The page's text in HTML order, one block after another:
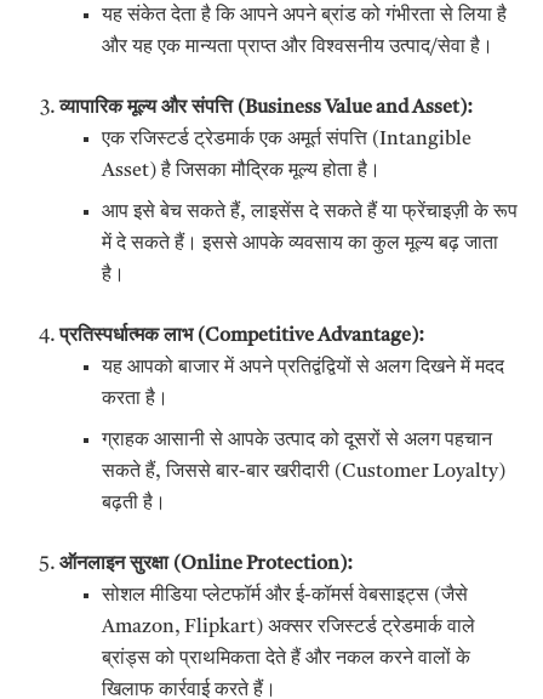
यह संकेत देता है कि आपने अपने ब्रांड को गंभीरता से लिया है
और यह एक मान्यता प्राप्त और विश्वसनीय उत्पाद/सेवा है।
व्यापारिक मूल्य और संपत्ति (Business Value and Asset):
एक रजिस्टर्ड ट्रेडमार्क एक अमूर्त संपत्ति (Intangible
Asset) है जिसका मौद्रिक मूल्य होता है।
आप इसे बेच सकते हैं, लाइसेंस दे सकते हैं या फ्रेंचाइज़ी के रूप
में दे सकते हैं। इससे आपके व्यवसाय का कुल मूल्य बढ़ जाता
है।
प्रतिस्पर्धात्मक लाभ (Competitive Advantage):
यह आपको बाजार में अपने प्रतिद्वंद्वियों से अलग दिखने में मदद
करता है।
ग्राहक आसानी से आपके उत्पाद को दूसरों से अलग पहचान
सकते हैं, जिससे बार-बार खरीदारी (Customer Loyalty)
बढ़ती है।
ऑनलाइन सुरक्षा (Online Protection):
सोशल मीडिया प्लेटफॉर्म और ई-कॉमर्स वेबसाइट्स (जैसे
Amazon, Flipkart) अक्सर रजिस्टर्ड ट्रेडमार्क वाले
ब्रांड्स को प्राथमिकता देते हैं और नकल करने वालों के
खिलाफ कार्रवाई करते हैं।